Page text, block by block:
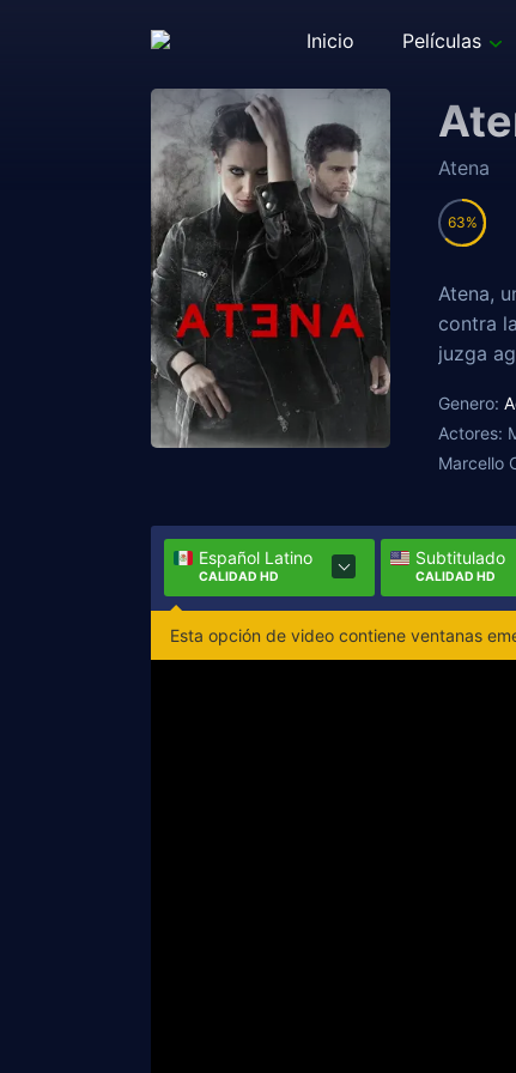
Inicio Películas
Atena
63
Atena,
contra
juzga
Genero:
Actores:
Marcello
Español Latino
CALIDAD HD
Subtitulado
CALIDAD HD
Esta opción de video contiene ventanas